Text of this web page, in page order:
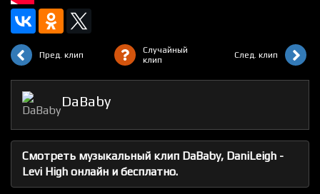
Пред. клип
Случайный
клип
След. клип
DaBaby
Смотреть музыкальный клип DaBaby, DaniLeigh -
Levi High онлайн и бесплатно.